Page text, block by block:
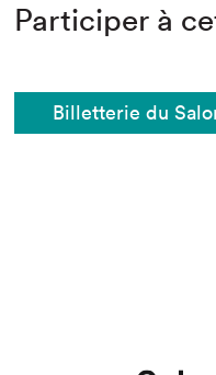
Participer à
Billetterie du